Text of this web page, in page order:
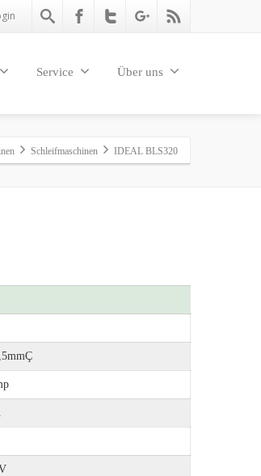
Service Über uns
Schleifmaschinen IDEAL BLS320